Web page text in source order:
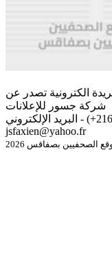
الكترونية تصدر عن
شركة جسور للإعلانات
للإتصال أو نشر الردود الهاتف 54779966 (216+) - البريد الإلكتروني
jsfaxien@yahoo.fr
الصحفيين بصفاقس 2026